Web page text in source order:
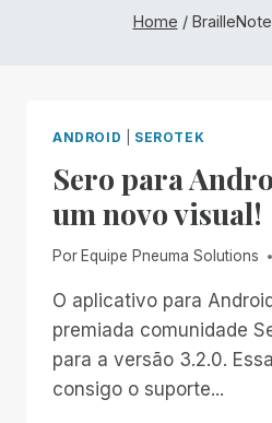
Home /
ANDROID SEROTEK
Sero para
um novo visual!
Por Equipe Pneuma Solutions
O aplicativo para
premiada comunidade
para a versão 3.2.0.
consigo o suporte...